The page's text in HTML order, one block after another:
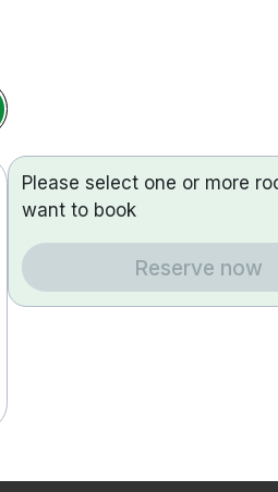
Please select one or more
want to book
Reserve now